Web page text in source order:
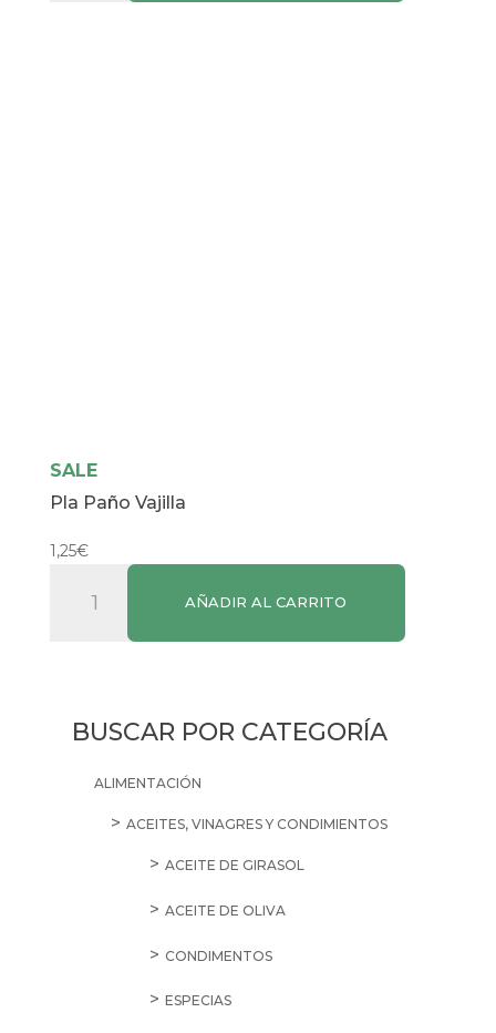
SALE
Pla Paño Vajilla
1,25€
Paño
AÑADIR AL CARRITO
BUSCAR POR CATEGORÍA
ALIMENTACIÓN
ACEITES, VINAGRES Y CONDIMIENTOS
ACEITE DE GIRASOL
ACEITE DE OLIVA
CONDIMENTOS
ESPECIAS